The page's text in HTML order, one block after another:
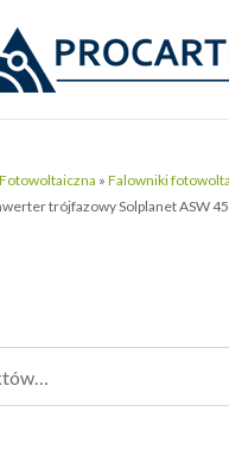
»Falowniki
trójfazowy Solplanet ASW